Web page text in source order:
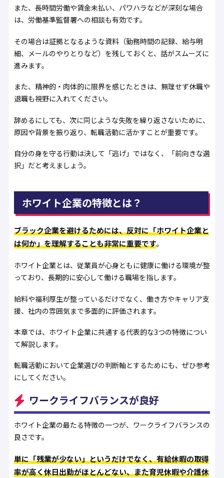
また、長時間労働や賃金未払い、パワハラなどが深刻な場合
は、労働基準監督署への相談も有効です。
その場合は証拠となるような資料（勤務時間の記録、給与明
細、メールのやりとりなど）を残しておくと、話がスムーズに
進みます。
また、精神的・肉体的に限界を感じたときは、無理せず休職や
退職も視野に入れてください。
辞めるにしても、次に同じような失敗を繰り返さないために、
原因や背景を振り返り、転職活動に活かすことが重要です。
自分の身を守る行動は決して「逃げ」ではなく、「前向きな選
択」だと考えましょう。
ホワイト企業の特徴とは？
ブラック企業を避けるためには、反対に「ホワイト企業と
は何か」を理解することも非常に重要です。
ホワイト企業とは、従業員が心身ともに健康に働ける環境が整
っており、長期的に安心して働ける職場を指します。
給料や福利厚生が整っているだけでなく、働き方やキャリア支
援、社内の雰囲気まで多面的に評価されます。
本章では、ホワイト企業に共通する代表的な3つの特徴につい
て解説します。
転職活動において企業選びの判断軸とするためにも、ぜひ参考
にしてください。
ワークライフバランスが良好
ホワイト企業の最たる特徴の一つが、ワークライフバランスの
良さです。
単に「残業が少ない」というだけでなく、有給休暇の取得
率が高く休日出勤がほとんどない、また育児休暇や介護休